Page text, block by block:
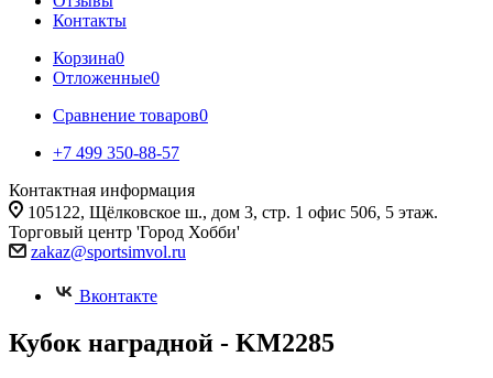
Контакты
Корзина0
Отложенные0
Сравнение товаров0
+7 499 350-88-57
Контактная информация
105122, Щёлковское ш., дом 3, стр. 1 офис 506, 5 этаж.
Торговый центр 'Город Хобби'
zakaz@sportsimvol.ru
Вконтакте
Кубок наградной - KM2285